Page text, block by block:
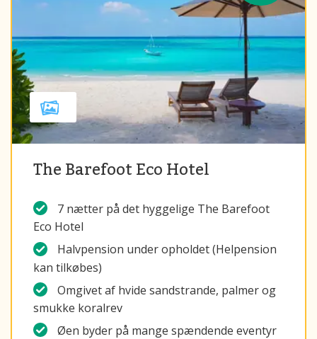
The Barefoot Eco Hotel
7 nætter på det hyggelige The Barefoot
Eco Hotel
Halvpension under opholdet (Helpension
kan tilkøbes)
Omgivet af hvide sandstrande, palmer og
smukke koralrev
Øen byder på mange spændende eventyr